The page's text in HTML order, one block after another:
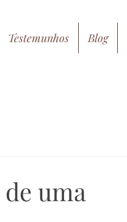
Testemunhos Blog
uma